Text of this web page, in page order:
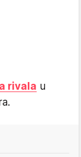
rivala u